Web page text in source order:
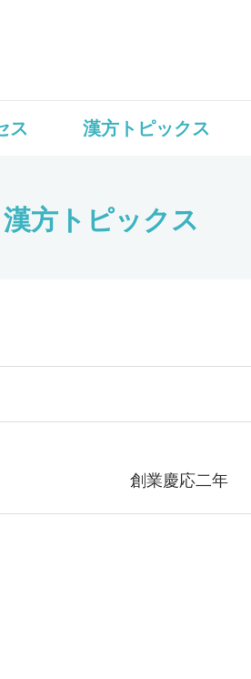
ス 漢方トピックス
漢方トピックス
ん予防 創業慶応二年